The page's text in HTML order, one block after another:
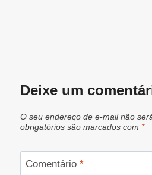
Deixe um
O seu endereço de e-mail não
obrigatórios são marcados com *
Comentário *